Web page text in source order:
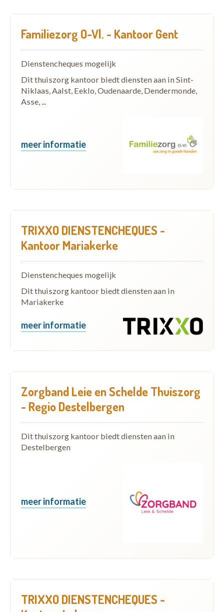
Familiezorg O-Vl. - Kantoor Gent
Dienstencheques mogelijk
Dit thuiszorg kantoor biedt diensten aan in Sint-
Niklaas, Aalst, Eeklo, Oudenaarde, Dendermonde,
Asse, ...
meer informatie
TRIXXO DIENSTENCHEQUES -
Kantoor Mariakerke
Dienstencheques mogelijk
Dit thuiszorg kantoor biedt diensten aan in
Mariakerke
meer informatie
Zorgband Leie en Schelde Thuiszorg
- Regio Destelbergen
Dit thuiszorg kantoor biedt diensten aan in
Destelbergen
meer informatie
TRIXXO DIENSTENCHEQUES -